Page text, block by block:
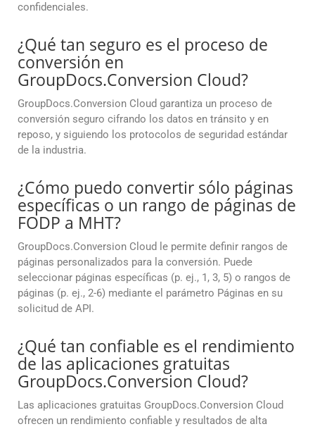
confidenciales.
¿Qué tan seguro es el proceso de
conversión en
GroupDocs.Conversion Cloud?
GroupDocs.Conversion Cloud garantiza un proceso de
conversión seguro cifrando los datos en tránsito y en
reposo, y siguiendo los protocolos de seguridad estándar
de la industria.
¿Cómo puedo convertir sólo páginas
específicas o un rango de páginas de
FODP a MHT?
GroupDocs.Conversion Cloud le permite definir rangos de
páginas personalizados para la conversión. Puede
seleccionar páginas específicas (p. ej., 1, 3, 5) o rangos de
páginas (p. ej., 2-6) mediante el parámetro Páginas en su
solicitud de API.
¿Qué tan confiable es el rendimiento
de las aplicaciones gratuitas
GroupDocs.Conversion Cloud?
Las aplicaciones gratuitas GroupDocs.Conversion Cloud
ofrecen un rendimiento confiable y resultados de alta